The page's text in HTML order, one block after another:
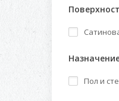
Пол и